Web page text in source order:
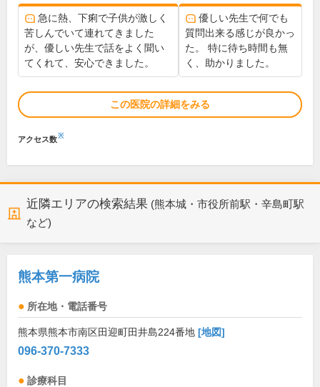
急に熱、下痢で子供が激しく
苦しんでいて連れてきました
が、優しい先生で話をよく聞い
てくれて、安心できました。
優しい先生で何でも
質問出来る感じが良かっ
た。 特に待ち時間も無
く、助かりました。
この医院の詳細をみる
アクセス数※
近隣エリアの検索結果 (熊本城・市役所前駅・辛島町駅
など)
熊本第一病院
所在地・電話番号
熊本県熊本市南区田迎町田井島224番地 [地図]
096-370-7333
診療科目